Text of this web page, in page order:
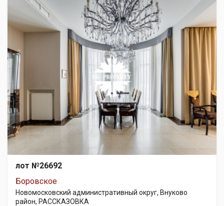
лот №26692
Боровское
Новомосковский административный округ, Внуково
район, РАССКАЗОВКА